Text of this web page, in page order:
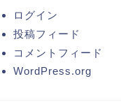
ログイン
投稿フィード
コメントフィード
WordPress.org